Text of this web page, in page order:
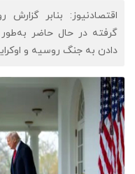
اقتصادنیوز: بنابر گزارش
گرفته در حال حاضر
دادن به جنگ روسیه و